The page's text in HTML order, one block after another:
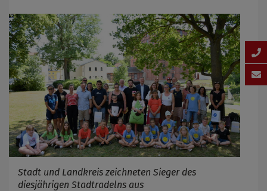
Stadt und Landkreis zeichneten Sieger des
diesjährigen Stadtradelns aus